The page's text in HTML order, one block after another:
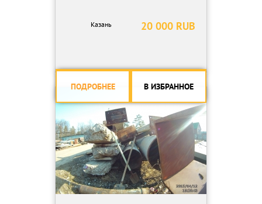
20 000 RUB
Казань
ПОДРОБНЕЕ В ИЗБРАННОЕ